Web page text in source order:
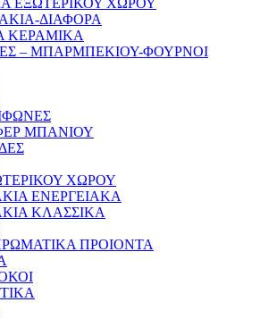
ΕΞΩΤΕΡΙΚΟΥ ΧΩΡΟΥ
ΔΙΑΦΟΡΑ
ΚΕΡΑΜΙΚΑ
– ΜΠΑΡΜΠΕΚΙΟΥ-ΦΟΥΡΝΟΙ
ΜΠΑΝΙΟΥ
ΧΩΡΟΥ
ΕΝΕΡΓΕΙΑΚΑ
ΚΛΑΣΣΙΚΑ
ΠΡΟΙΟΝΤΑ